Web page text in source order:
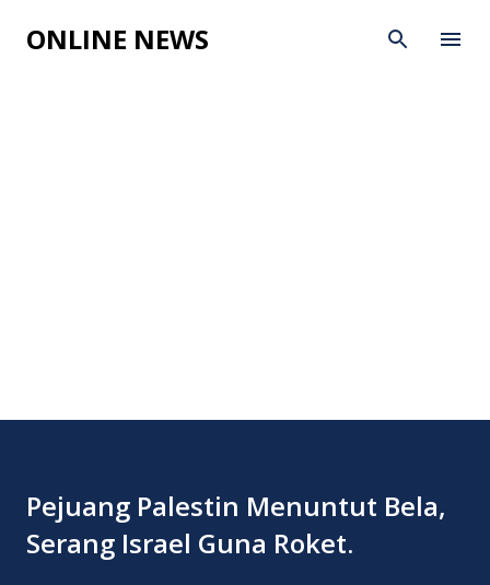
Skip to main content
ONLINE NEWS
Pejuang Palestin Menuntut Bela,
Serang Israel Guna Roket.